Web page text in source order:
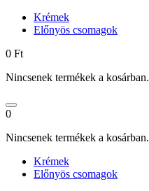
Krémek
Előnyös csomagok
0 Ft
Nincsenek termékek a kosárban.
0
Nincsenek termékek a kosárban.
Krémek
Előnyös csomagok